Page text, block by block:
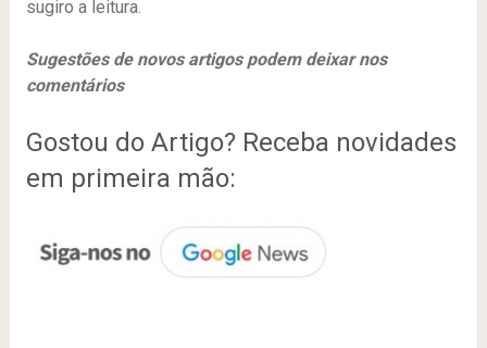
sugiro a leitura.
Sugestões de novos artigos podem deixar nos
comentários
Gostou do Artigo? Receba novidades
em primeira mão: